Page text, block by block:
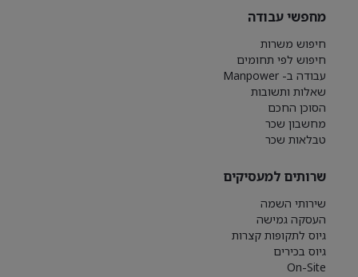
מחפשי עבודה
חיפוש משרות
חיפוש לפי תחומים
עבודה ב- Manpower
שאלות ותשובות
הסוכן החכם
מחשבון שכר
טבלאות שכר
שרותים למעסיקים
שירותי השמה
העסקה גמישה
גיוס לתקופות קצרות
גיוס בכירים
On-Site